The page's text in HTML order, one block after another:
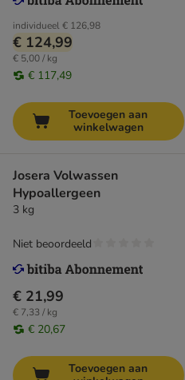
individueel€ 126,98
€ 124,99
€ 5,00 / kg
€ 117,49
Toevoegen aan
winkelwagen
Josera Volwassen
Hypoallergeen
3 kg
€ 21,99
€ 7,33 / kg
€ 20,67
Niet beoordeeld
Toevoegen aan